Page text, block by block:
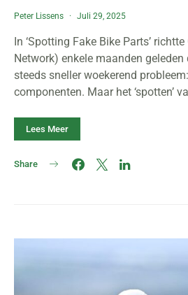
Peter Lissens Juli 29, 2025
In ‘Spotting Fake Bike Parts’
Network) enkele maanden
steeds sneller woekerend
componenten. Maar het ‘spotten’
Lees Meer
Share